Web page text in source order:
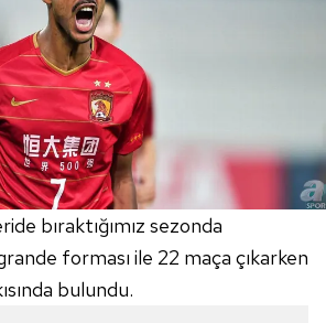
bıraktığımız sezonda
forması ile 22 maça çıkarken
bulundu.